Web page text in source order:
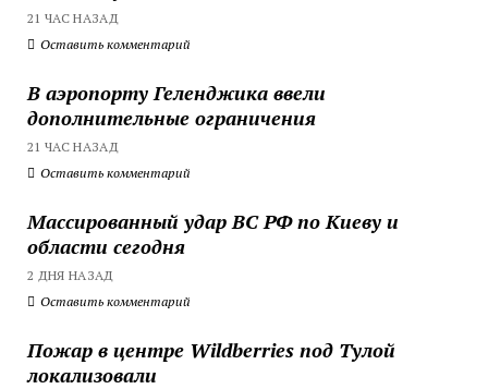
21 ЧАС НАЗАД
Оставить комментарий
В аэропорту Геленджика ввели
дополнительные ограничения
21 ЧАС НАЗАД
Оставить комментарий
Массированный удар ВС РФ по Киеву и
области сегодня
2 ДНЯ НАЗАД
Оставить комментарий
Пожар в центре Wildberries под Тулой
локализовали